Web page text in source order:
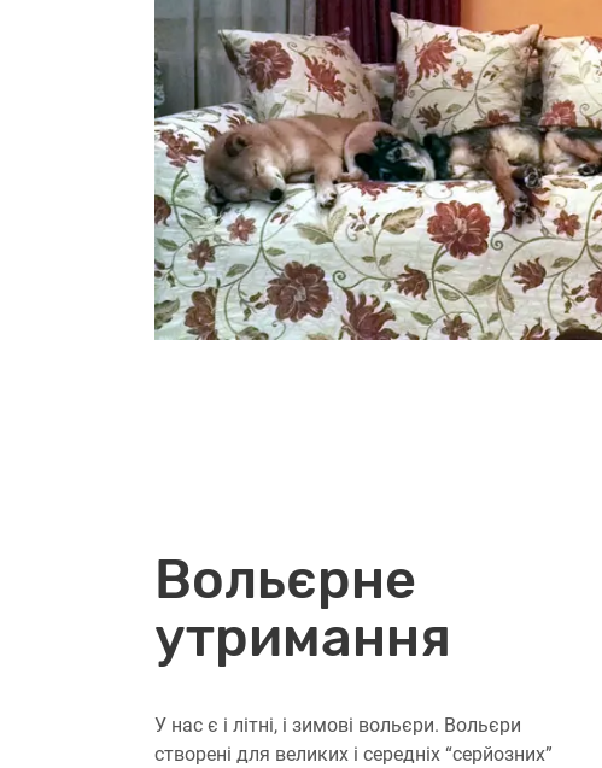
Вольєрне
утримання
У нас є і літні, і зимові вольєри. Вольєри
створені для великих і середніх “серйозних”